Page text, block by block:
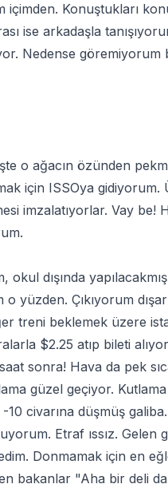
Konuştukları
ise arkadaşla
Nedense
o ağacın özünden
için ISSOya gidiyorum.
imzalatıyorlar. Vay be!
dışında
yüzden. Çıkıyorum
treni beklemek üzere
$2.25 atıp bileti
sonra! Hava da pek
güzel geçiyor.
civarına düşmüş
Etraf ıssız. Gelen
Donmamak için en
bakanlar "Aha bir deli